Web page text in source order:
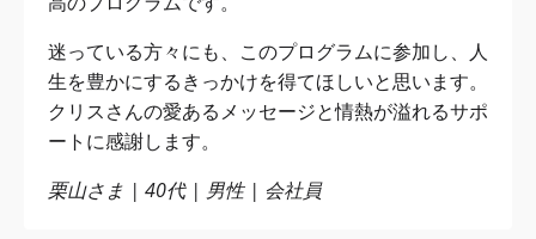
迷っている方々にも、このプログラムに参加し、人
生を豊かにするきっかけを得てほしいと思います。
クリスさんの愛あるメッセージと情熱が溢れるサポ
ートに感謝します。
栗山さま | 40代 | 男性 | 会社員